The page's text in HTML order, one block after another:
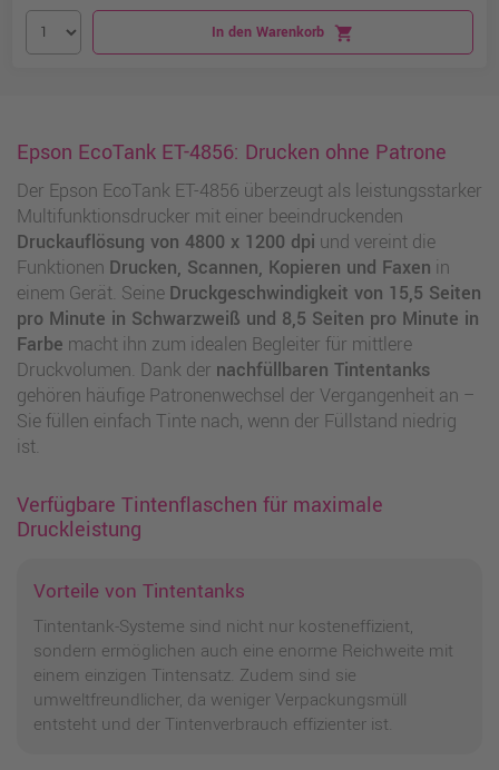
In den Warenkorb shopping_cart
Epson EcoTank ET-4856: Drucken ohne Patrone
Der Epson EcoTank ET-4856 überzeugt als leistungsstarker
Multifunktionsdrucker mit einer beeindruckenden
Druckauflösung von 4800 x 1200 dpi und vereint die
Funktionen Drucken, Scannen, Kopieren und Faxen in
einem Gerät. Seine Druckgeschwindigkeit von 15,5 Seiten
pro Minute in Schwarzweiß und 8,5 Seiten pro Minute in
Farbe macht ihn zum idealen Begleiter für mittlere
Druckvolumen. Dank der nachfüllbaren Tintentanks
gehören häufige Patronenwechsel der Vergangenheit an –
Sie füllen einfach Tinte nach, wenn der Füllstand niedrig
ist.
Verfügbare Tintenflaschen für maximale
Druckleistung
Vorteile von Tintentanks
Tintentank-Systeme sind nicht nur kosteneffizient,
sondern ermöglichen auch eine enorme Reichweite mit
einem einzigen Tintensatz. Zudem sind sie
umweltfreundlicher, da weniger Verpackungsmüll
entsteht und der Tintenverbrauch effizienter ist.